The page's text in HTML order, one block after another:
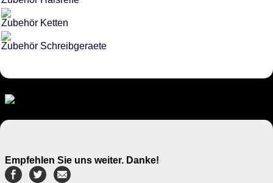
Zubehör Ketten
Zubehör Schreibgeraete
Empfehlen Sie uns weiter. Danke!